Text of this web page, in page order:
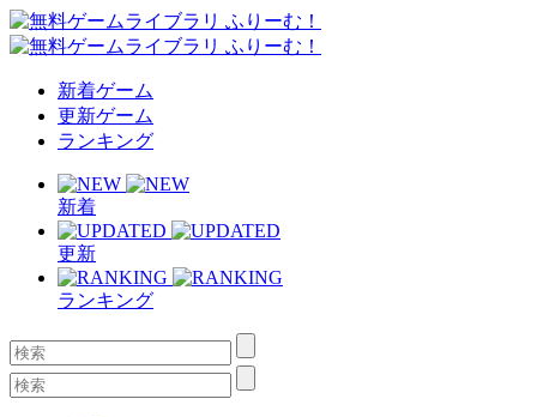
新着ゲーム
更新ゲーム
ランキング
新着
更新
ランキング